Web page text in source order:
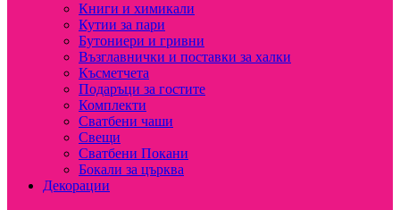
Книги и химикали
Кутии за пари
Бутониери и гривни
Възглавнички и поставки за халки
Късметчета
Подаръци за гостите
Комплекти
Сватбени чаши
Свещи
Сватбени Покани
Бокали за църква
Декорации